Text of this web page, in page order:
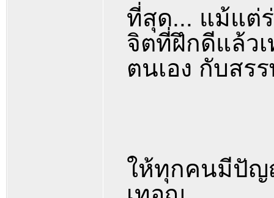
ที่สุด... แม้แต่ร่
จิตที่ฝึกดีแล้ว
ตนเอง กับสร
ให้ทุกคนมีปัญ